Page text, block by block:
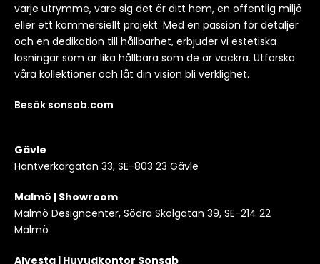
varje utrymme, vare sig det är ditt hem, en offentlig miljö
eller ett kommersiellt projekt. Med en passion för detaljer
och en dedikation till hållbarhet, erbjuder vi estetiska
lösningar som är lika hållbara som de är vackra. Utforska
våra kollektioner och låt din vision bli verklighet.
Besök sonsab.com
Gävle
Hantverkargatan 33, SE-803 23 Gävle
Malmö | Showroom
Malmö Designcenter, Södra Skolgatan 39, SE-214 22
Malmö
Alvesta | Huvudkontor Sonsab